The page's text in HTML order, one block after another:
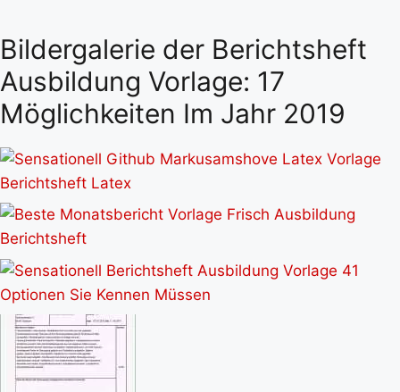
Bildergalerie der Berichtsheft
Ausbildung Vorlage: 17
Möglichkeiten Im Jahr 2019